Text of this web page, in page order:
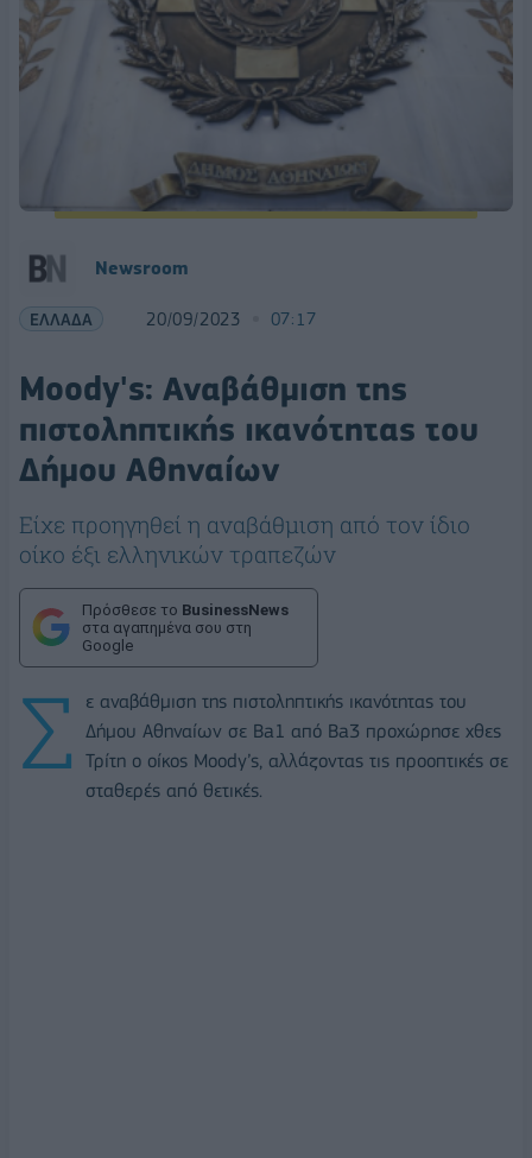
Newsroom
ΕΛΛΑΔΑ 20/09/2023 07:17
Moody's: Αναβάθμιση της
πιστοληπτικής ικανότητας του
Δήμου Αθηναίων
Είχε προηγηθεί η αναβάθμιση από τον ίδιο
οίκο έξι ελληνικών τραπεζών
Πρόσθεσε το BusinessNews
στα αγαπημένα σου στη
Google
Σ
ε αναβάθμιση της πιστοληπτικής ικανότητας του
Δήμου Αθηναίων σε Ba1 από Ba3 προχώρησε χθες
Τρίτη ο οίκος Moody’s, αλλάζοντας τις προοπτικές σε
σταθερές από θετικές.